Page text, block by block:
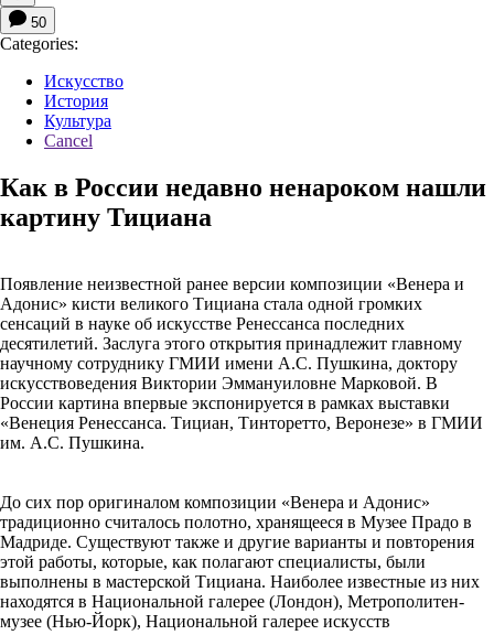
50
Categories:
Искусство
История
Культура
Cancel
Как в России недавно ненароком нашли
картину Тициана
Появление неизвестной ранее версии композиции «Венера и
Адонис» кисти великого Тициана стала одной громких
сенсаций в науке об искусстве Ренессанса последних
десятилетий. Заслуга этого открытия принадлежит главному
научному сотруднику ГМИИ имени А.С. Пушкина, доктору
искусствоведения Виктории Эммануиловне Марковой. В
России картина впервые экспонируется в рамках выставки
«Венеция Ренессанса. Тициан, Тинторетто, Веронезе» в ГМИИ
им. А.С. Пушкина.
До сих пор оригиналом композиции «Венера и Адонис»
традиционно считалось полотно, хранящееся в Музее Прадо в
Мадриде. Существуют также и другие варианты и повторения
этой работы, которые, как полагают специалисты, были
выполнены в мастерской Тициана. Наиболее известные из них
находятся в Национальной галерее (Лондон), Метрополитен-
музее (Нью-Йорк), Национальной галерее искусств